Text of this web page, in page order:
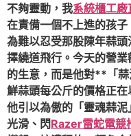
不夠靈動，我系統櫃工廠
在責備一個不上進的孩
為難以忍受那股陳年蒜
擇繞道飛行。今天的營
的生意，而是他對**「
鮮蒜頭每公斤的價格正在
他引以為傲的「靈魂蒜
光滑、閃Razer雷蛇電競